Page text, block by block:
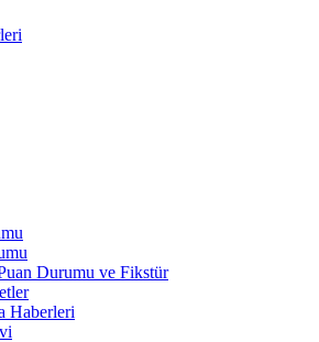
Durumu ve Fikstür
Haberleri